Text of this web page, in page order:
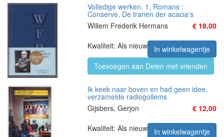
Volledige werken. 1, Romans :
Conserve, De tranen der acacia's
Willem Frederik Hermans
€ 18,00
Kwaliteit: Als nieuw
In winkelwagentje
Toevoegen aan Delen met vrienden
Ik keek naar boven en had geen idee,
verzamelde radiogollems
Gijsbers, Gerjon
€ 12,00
Kwaliteit: Als nieuw
In winkelwagentje